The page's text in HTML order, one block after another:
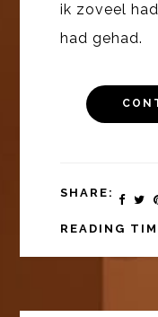
ik zoveel
had gehad.
SHARE:
READING